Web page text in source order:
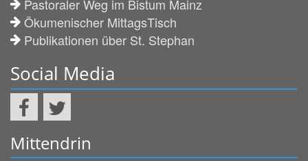
Pastoraler Weg im Bistum Mainz
Ökumenischer MittagsTisch
Publikationen über St. Stephan
Social Media
Mittendrin